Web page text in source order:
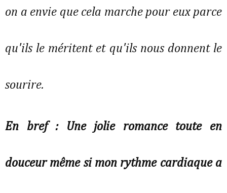
on a envie que cela marche pour eux parce
qu'ils le méritent et qu'ils nous donnent le
sourire.
En bref : Une jolie romance toute en
douceur même si mon rythme cardiaque a